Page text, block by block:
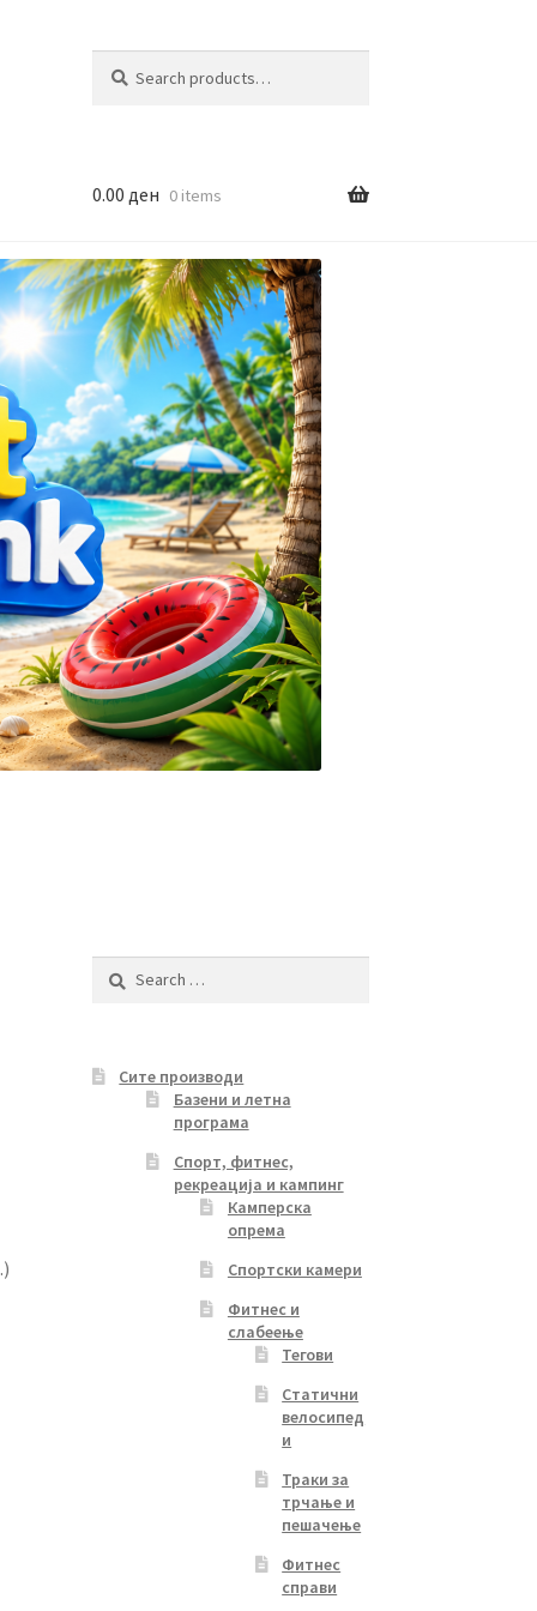
for:
0.00 ден 0 items
Search
Сите производи
Базени и летна
програма
Спорт, фитнес,
рекреација и кампинг
Камперска
опрема
Спортски камери
Фитнес и
слабеење
Тегови
Статични
велосипед
и
Траки за
трчање и
пешачење
Фитнес
справи